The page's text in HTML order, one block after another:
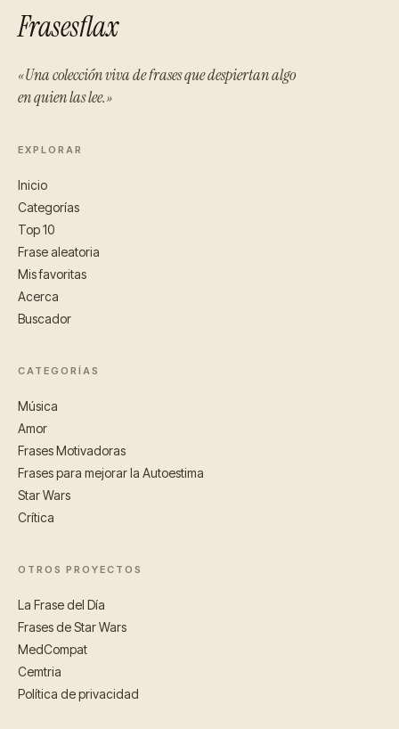
Frasesflax
«Una colección viva de frases que despiertan algo
en quien las lee.»
EXPLORAR
Inicio
Categorías
Top 10
Frase aleatoria
Mis favoritas
Acerca
Buscador
CATEGORÍAS
Música
Amor
Frases Motivadoras
Frases para mejorar la Autoestima
Star Wars
Crítica
OTROS PROYECTOS
La Frase del Día
Frases de Star Wars
MedCompat
Cemtria
Política de privacidad